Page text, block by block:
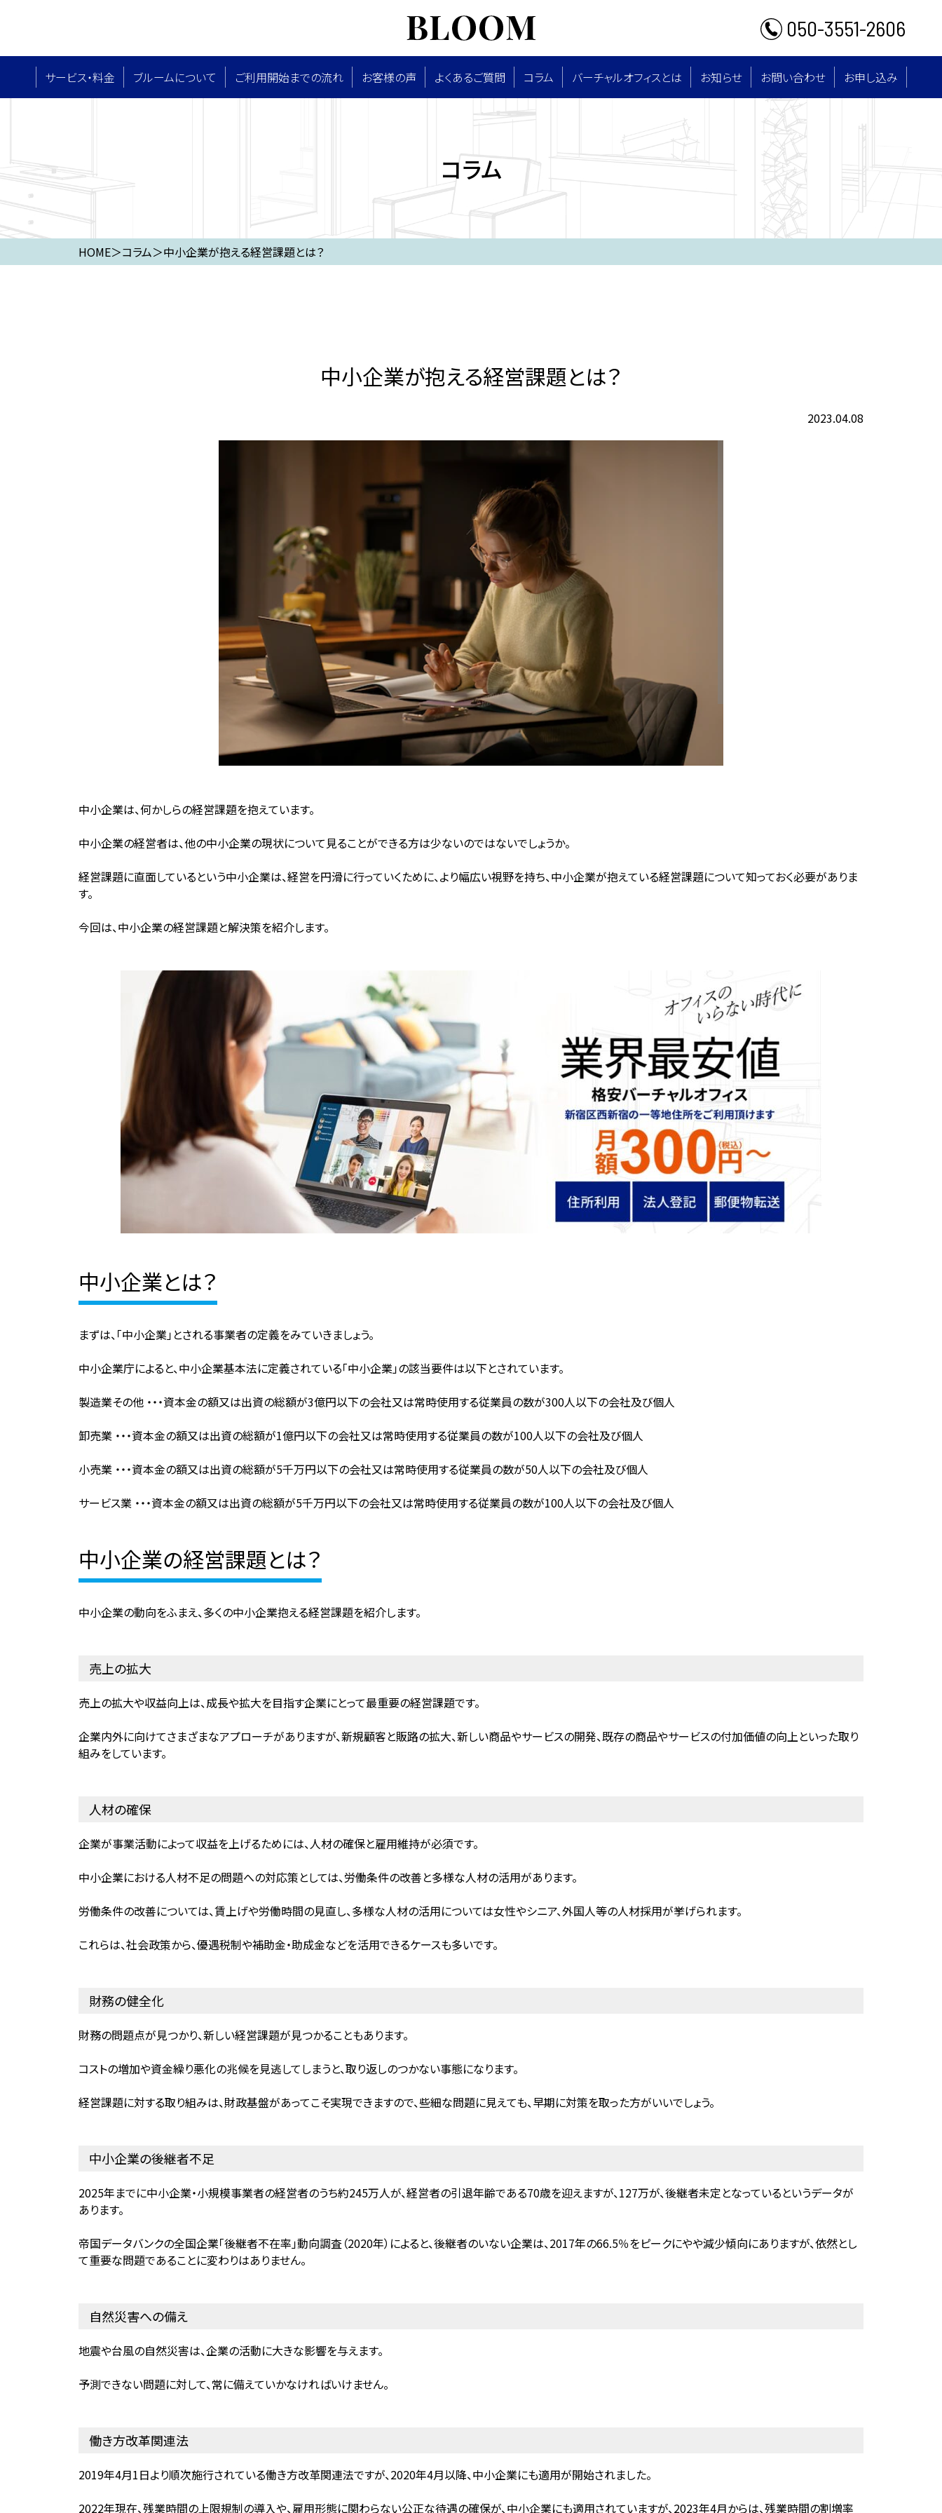
050-3551-2606
サービス・料⾦ ブルームについて ご利用開始までの流れ お客様の声 よくあるご質問 コラム バーチャルオフィスとは お知らせ お問い合わせ お申し込み
コラム
HOME＞コラム＞中小企業が抱える経営課題とは？
中小企業が抱える経営課題とは？
2023.04.08
中小企業は、何かしらの経営課題を抱えています。
中小企業の経営者は、他の中小企業の現状について見ることができる方は少ないのではないでしょうか。
経営課題に直面しているという中小企業は、経営を円滑に行っていくために、より幅広い視野を持ち、中小企業が抱えている経営課題について知っておく必要がありま
す。
今回は、中小企業の経営課題と解決策を紹介します。
中小企業とは？
まずは、「中小企業」とされる事業者の定義をみていきましょう。
中小企業庁によると、中小企業基本法に定義されている「中小企業」の該当要件は以下とされています。
製造業その他 ・・・資本金の額又は出資の総額が3億円以下の会社又は常時使用する従業員の数が300人以下の会社及び個人
卸売業 ・・・資本金の額又は出資の総額が1億円以下の会社又は常時使用する従業員の数が100人以下の会社及び個人
小売業 ・・・資本金の額又は出資の総額が5千万円以下の会社又は常時使用する従業員の数が50人以下の会社及び個人
サービス業 ・・・資本金の額又は出資の総額が5千万円以下の会社又は常時使用する従業員の数が100人以下の会社及び個人
中小企業の経営課題とは？
中小企業の動向をふまえ、多くの中小企業抱える経営課題を紹介します。
売上の拡大
売上の拡大や収益向上は、成長や拡大を目指す企業にとって最重要の経営課題です。
企業内外に向けてさまざまなアプローチがありますが、新規顧客と販路の拡大、新しい商品やサービスの開発、既存の商品やサービスの付加価値の向上といった取り
組みをしています。
人材の確保
企業が事業活動によって収益を上げるためには、人材の確保と雇用維持が必須です。
中小企業における人材不足の問題への対応策としては、労働条件の改善と多様な人材の活用があります。
労働条件の改善については、賃上げや労働時間の見直し、多様な人材の活用については女性やシニア、外国人等の人材採用が挙げられます。
これらは、社会政策から、優遇税制や補助金・助成金などを活用できるケースも多いです。
財務の健全化
財務の問題点が見つかり、新しい経営課題が見つかることもあります。
コストの増加や資金繰り悪化の兆候を見逃してしまうと、取り返しのつかない事態になります。
経営課題に対する取り組みは、財政基盤があってこそ実現できますので、些細な問題に見えても、早期に対策を取った方がいいでしょう。
中小企業の後継者不足
2025年までに中小企業・小規模事業者の経営者のうち約245万人が、経営者の引退年齢である70歳を迎えますが、127万が、後継者未定となっているというデータが
あります。
帝国データバンクの全国企業「後継者不在率」動向調査（2020年）によると、後継者のいない企業は、2017年の66.5％をピークにやや減少傾向にありますが、依然とし
て重要な問題であることに変わりはありません。
自然災害への備え
地震や台風の自然災害は、企業の活動に大きな影響を与えます。
予測できない問題に対して、常に備えていかなければいけません。
働き方改革関連法
2019年4月1日より順次施行されている働き方改革関連法ですが、2020年4月以降、中小企業にも適用が開始されました。
2022年現在、残業時間の上限規制の導入や、雇用形態に関わらない公正な待遇の確保が、中小企業にも適用されていますが、2023年4月からは、残業時間の割増率